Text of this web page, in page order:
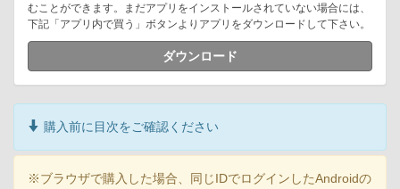
むことができます。まだアプリをインストールされていない場合には、
下記「アプリ内で買う」ボタンよりアプリをダウンロードして下さい。
ダウンロード
購入前に目次をご確認ください
※ブラウザで購入した場合、同じIDでログインしたAndroidの